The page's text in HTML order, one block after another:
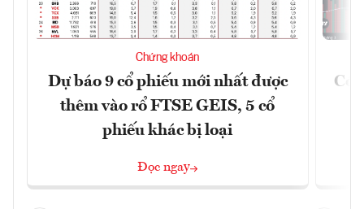
Chứng khoán
Dự báo 9 cổ phiếu mới nhất được
thêm vào rổ FTSE GEIS, 5 cổ
phiếu khác bị loại
Đọc ngay
Có